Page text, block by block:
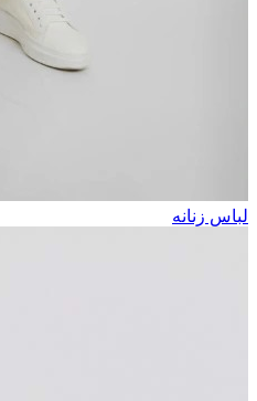
لباس زنانه